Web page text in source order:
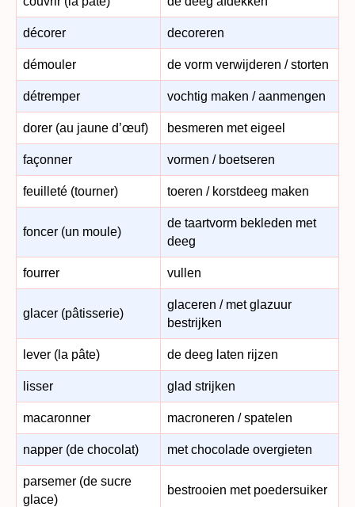
décorer decoreren
démouler de vorm verwijderen / storten
détremper vochtig maken / aanmengen
dorer (au jaune d’œuf) besmeren met eigeel
façonner vormen / boetseren
feuilleté (tourner) toeren / korstdeeg maken
foncer (un moule)
de taartvorm bekleden met
deeg
fourrer vullen
glacer (pâtisserie)
glaceren / met glazuur
bestrijken
lever (la pâte) de deeg laten rijzen
lisser glad strijken
macaronner macroneren / spatelen
napper (de chocolat) met chocolade overgieten
parsemer (de sucre
glace)
bestrooien met poedersuiker